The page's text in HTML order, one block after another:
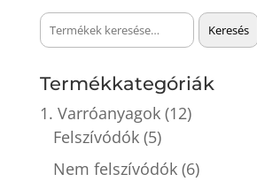
Keresés
a
következőre:
Keresés
Termékkategóriák
1. Varróanyagok (12)
Felszívódók (5)
Nem felszívódók (6)